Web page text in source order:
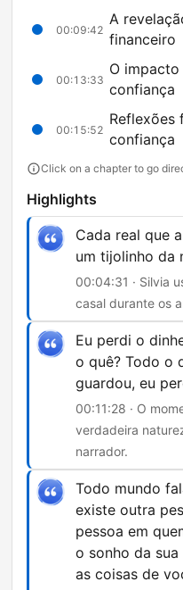
00:09:42
A
financeiro
00:13:33
O
confiança
00:15:52
Reflexões
confiança
Click on a chapter to go
Highlights
Cada real que
um tijolinho da
00:04:31 · Silvia
casal durante os
Eu perdi o
o quê? Todo o
guardou, eu
00:11:28 · O
verdadeira
narrador.
Todo mundo
existe outra
pessoa em
o sonho da
as coisas de